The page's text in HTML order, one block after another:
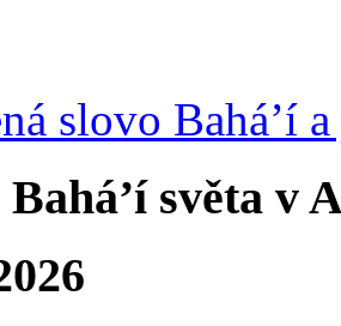
slovo Bahá’í
světa v